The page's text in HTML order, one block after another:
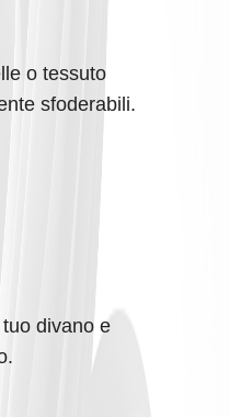
o tessuto
sfoderabili.
divano e